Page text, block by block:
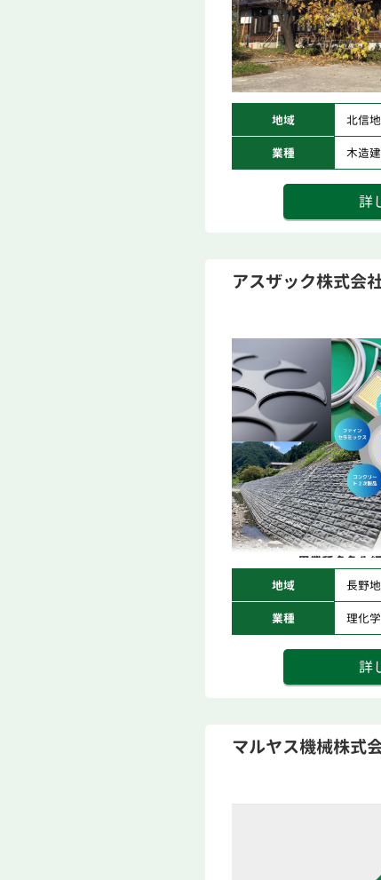
地域 北信
業種 木造
詳
アスザック株式会
地域 長野
業種 理化
詳
マルヤス機械株式